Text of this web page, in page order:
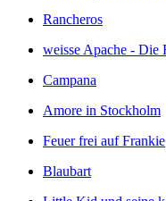
Rancheros
weisse Apache - Die
Campana
Amore in Stockholm
Feuer frei auf Frankie
Blaubart